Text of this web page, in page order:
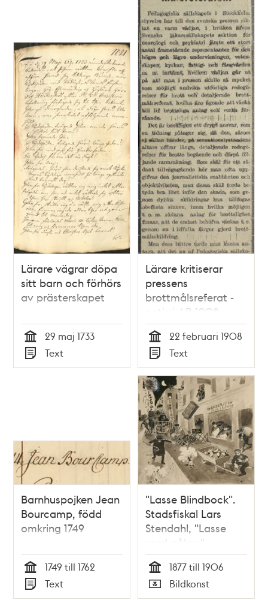
Lärare vägrar döpa
sitt barn och förhörs
av prästerskapet
Tid
29 maj 1733
Typ
Text
Lärare kritiserar
pressens
brottmålsreferat -
notis i AB 1908
Tid
22 februari 1908
Typ
Text
Barnhuspojken Jean
Bourcamp, född
omkring 1749
Tid
1749 till 1762
Text
"Lasse Blindbock".
Stadsfiskal Lars
Stendahl, "Lasse
med påken"
Tid
1877 till 1906
Bildkonst